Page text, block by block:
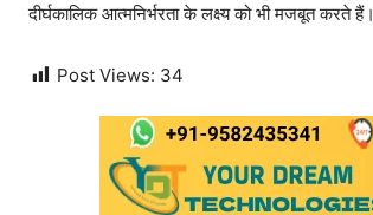
दीर्घकालिक आत्मनिर्भरता के लक्ष्य को भी मजबूत करते हैं।
Post Views: 34